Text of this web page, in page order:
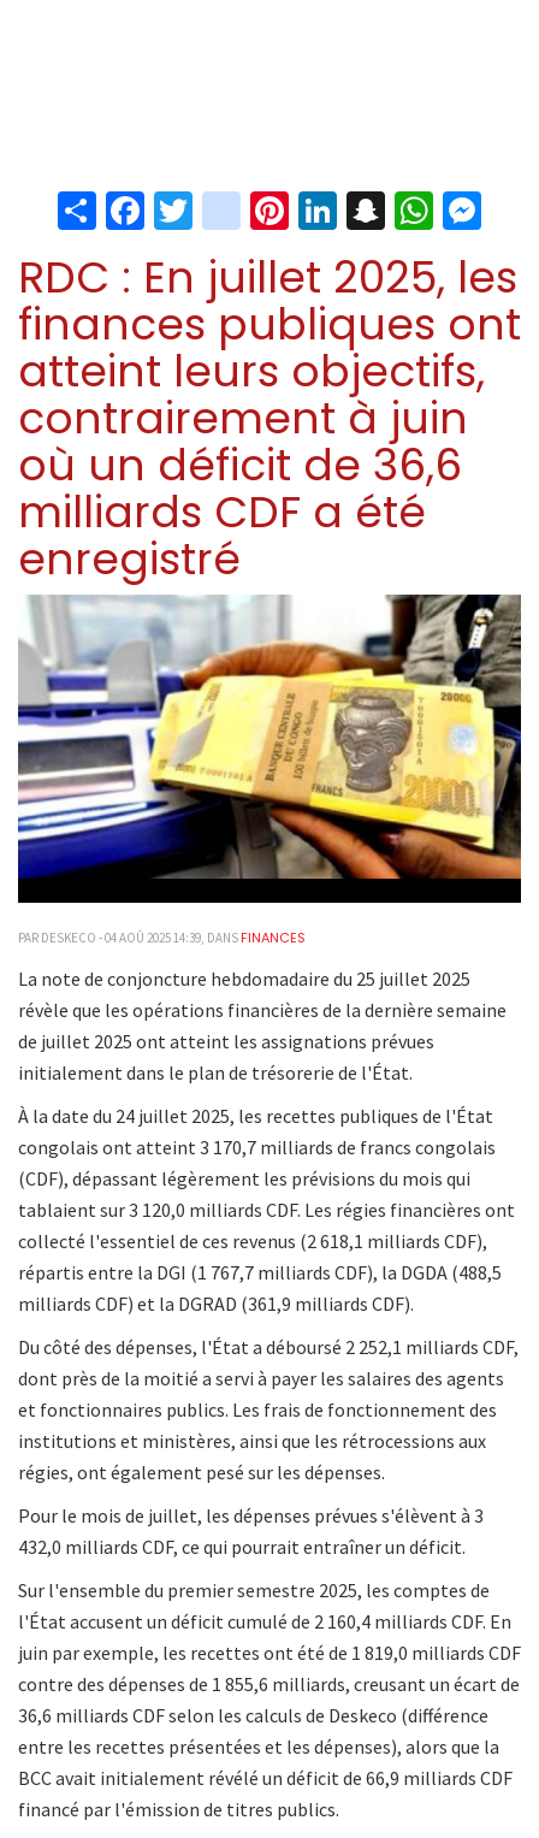
ShareFacebook
Twitter
instagram
Pinterest
LinkedIn
Snapchat
RDC : En juillet 2025, les
finances publiques ont
atteint leurs objectifs,
contrairement à juin
où un déficit de 36,6
milliards CDF a été
enregistré
PAR DESKECO - 04 AOÛ 2025 14:39, DANS FINANCES
La note de conjoncture hebdomadaire du 25 juillet 2025
révèle que les opérations financières de la dernière semaine
de juillet 2025 ont atteint les assignations prévues
initialement dans le plan de trésorerie de l'État.
À la date du 24 juillet 2025, les recettes publiques de l'État
congolais ont atteint 3 170,7 milliards de francs congolais
(CDF), dépassant légèrement les prévisions du mois qui
tablaient sur 3 120,0 milliards CDF. Les régies financières ont
collecté l'essentiel de ces revenus (2 618,1 milliards CDF),
répartis entre la DGI (1 767,7 milliards CDF), la DGDA (488,5
milliards CDF) et la DGRAD (361,9 milliards CDF).
Du côté des dépenses, l'État a déboursé 2 252,1 milliards CDF,
dont près de la moitié a servi à payer les salaires des agents
et fonctionnaires publics. Les frais de fonctionnement des
institutions et ministères, ainsi que les rétrocessions aux
régies, ont également pesé sur les dépenses.
Pour le mois de juillet, les dépenses prévues s'élèvent à 3
432,0 milliards CDF, ce qui pourrait entraîner un déficit.
Sur l'ensemble du premier semestre 2025, les comptes de
l'État accusent un déficit cumulé de 2 160,4 milliards CDF. En
juin par exemple, les recettes ont été de 1 819,0 milliards CDF
contre des dépenses de 1 855,6 milliards, creusant un écart de
36,6 milliards CDF selon les calculs de Deskeco (différence
entre les recettes présentées et les dépenses), alors que la
BCC avait initialement révélé un déficit de 66,9 milliards CDF
financé par l'émission de titres publics.